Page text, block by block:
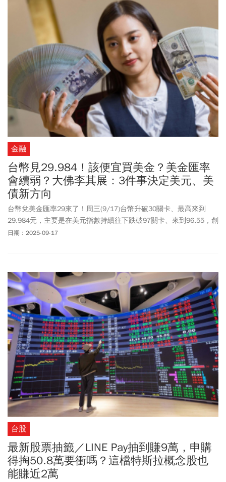
金融
台幣見29.984！該便宜買美金？美金匯率
會續弱？大佛李其展：3件事決定美元、美
債新方向
台幣兌美金匯率29來了！周三(9/17)台幣升破30關卡、最高來到
29.984元，主要是在美元指數持續往下跌破97關卡、來到96.55，創
2022年3月以來新低，支撐新台幣持續走升。台幣終場收在30.065
寬鬆的態勢」。至於美元會繼續走弱、台幣匯率將升到哪裡？李其
展說，聯準會的利率決議如果未能讓今明2年降息幅度增加，預先下
跌的美元也可望帶來反彈，「未來就是由降息幅度、經濟展望與聯
準會主席鮑爾態度，來決定美元、美債最新方向」。「也就是現在
市場的期待，能否用聯準會態度轉變來帶出變數，會是美金匯率能
否先反彈、再反攻的重要機會」。
日期：2025-09-17
台股
最新股票抽籤／LINE Pay抽到賺9萬，申購
得掏50.8萬要衝嗎？這檔特斯拉概念股也
能賺近2萬